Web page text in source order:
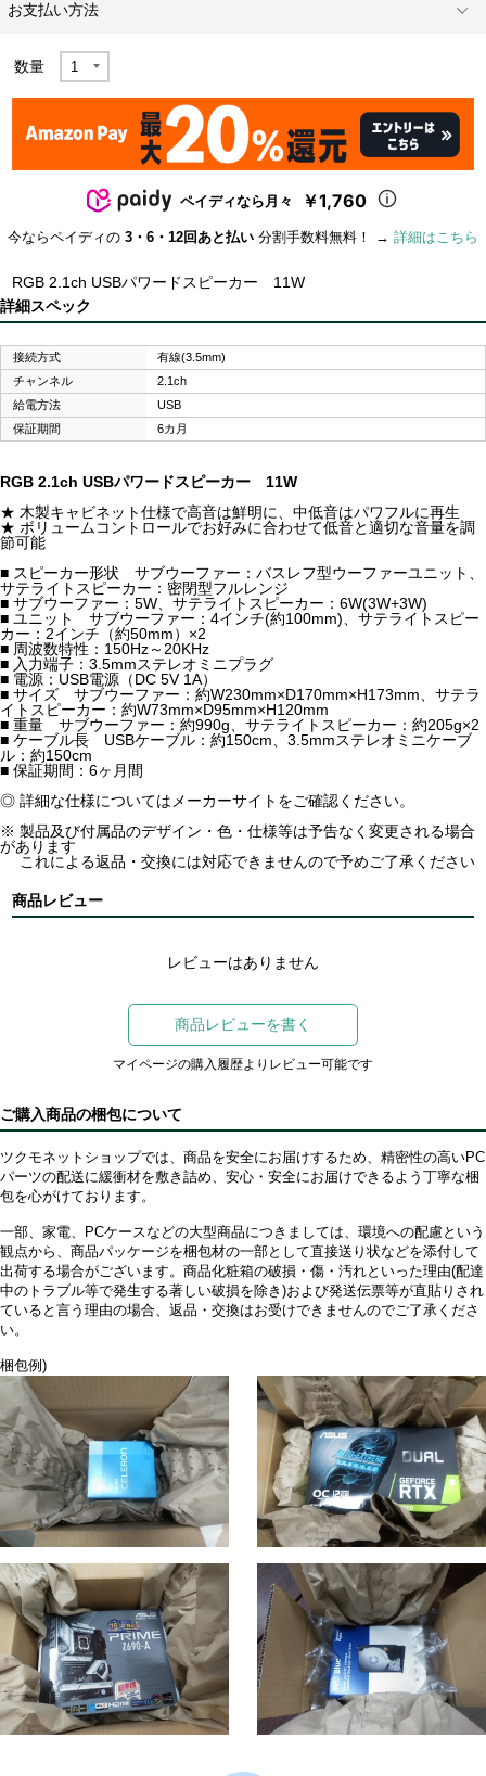
お支払い方法
数量
ペイディなら月々 ￥1,760
今ならペイディの 3・6・12回あと払い 分割手数料無料！ → 詳細はこちら
RGB 2.1ch USBパワードスピーカー 11W
詳細スペック
接続方式
有線(3.5mm)
チャンネル
2.1ch
給電方法
USB
保証期間
6カ月
RGB 2.1ch USBパワードスピーカー 11W
★ 木製キャビネット仕様で高音は鮮明に、中低音はパワフルに再生
★ ボリュームコントロールでお好みに合わせて低音と適切な音量を調
節可能
■ スピーカー形状 サブウーファー：バスレフ型ウーファーユニット、
サテライトスピーカー：密閉型フルレンジ
■ サブウーファー：5W、サテライトスピーカー：6W(3W+3W)
■ ユニット サブウーファー：4インチ(約100mm)、サテライトスピー
カー：2インチ（約50mm）×2
■ 周波数特性：150Hz～20KHz
■ 入力端子：3.5mmステレオミニプラグ
■ 電源：USB電源（DC 5V 1A）
■ サイズ サブウーファー：約W230mm×D170mm×H173mm、サテラ
イトスピーカー：約W73mm×D95mm×H120mm
■ 重量 サブウーファー：約990g、サテライトスピーカー：約205g×2
■ ケーブル長 USBケーブル：約150cm、3.5mmステレオミニケーブ
ル：約150cm
■ 保証期間：6ヶ月間
◎ 詳細な仕様についてはメーカーサイトをご確認ください。
※ 製品及び付属品のデザイン・色・仕様等は予告なく変更される場合
があります
これによる返品・交換には対応できませんので予めご了承ください
商品レビュー
レビューはありません
商品レビューを書く
マイページの購入履歴よりレビュー可能です
ご購入商品の梱包について
ツクモネットショップでは、商品を安全にお届けするため、精密性の高いPC
パーツの配送に緩衝材を敷き詰め、安心・安全にお届けできるよう丁寧な梱
包を心がけております。
一部、家電、PCケースなどの大型商品につきましては、環境への配慮という
観点から、商品パッケージを梱包材の一部として直接送り状などを添付して
出荷する場合がございます。商品化粧箱の破損・傷・汚れといった理由(配達
中のトラブル等で発生する著しい破損を除き)および発送伝票等が直貼りされ
ていると言う理由の場合、返品・交換はお受けできませんのでご了承くださ
い。
梱包例)